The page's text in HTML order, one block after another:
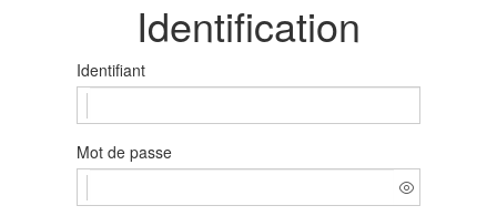
Identification
Identifiant
Mot de passe